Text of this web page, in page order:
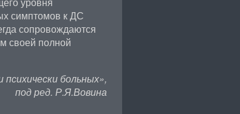
симптомов к ДС
сопровождаются
своей полной
больных»,
под ред. Р.Я.Вовина